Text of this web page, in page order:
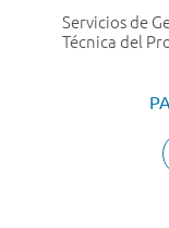
Servicios de
Técnica del